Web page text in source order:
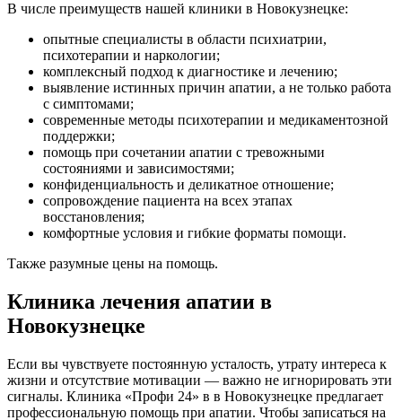
В числе преимуществ нашей клиники в Новокузнецке:
опытные специалисты в области психиатрии,
психотерапии и наркологии;
комплексный подход к диагностике и лечению;
выявление истинных причин апатии, а не только работа
с симптомами;
современные методы психотерапии и медикаментозной
поддержки;
помощь при сочетании апатии с тревожными
состояниями и зависимостями;
конфиденциальность и деликатное отношение;
сопровождение пациента на всех этапах
восстановления;
комфортные условия и гибкие форматы помощи.
Также разумные цены на помощь.
Клиника лечения апатии в
Новокузнецке
Если вы чувствуете постоянную усталость, утрату интереса к
жизни и отсутствие мотивации — важно не игнорировать эти
сигналы. Клиника «Профи 24» в в Новокузнецке предлагает
профессиональную помощь при апатии. Чтобы записаться на